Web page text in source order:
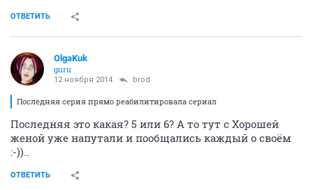
ОТВЕТИТЬ
OlgaKuk
guru
12 ноября 2014 brod
Последняя серия прямо реабилитировала сериал
Последняя это какая? 5 или 6? А то тут с Хорошей
женой уже напутали и пообщались каждый о своём
:-))..
ОТВЕТИТЬ